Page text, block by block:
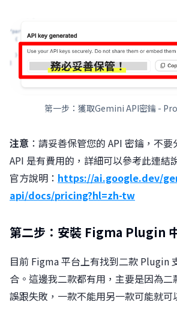
第一步：獲取Gemini API密鑰 -
注意 ：請妥善保管您的 API 密鑰，不
API 是有費用的，詳細可以參考此連結
官方說明： https://ai.google.dev/
api/docs/pricing?hl=zh-tw
第二步：安裝 Figma Plugin
目前 Figma 平台上有找到二款 Plugin
合。這邊我二款都有用，主要是因為
誤跟失敗，一款不能用另一款可能就可